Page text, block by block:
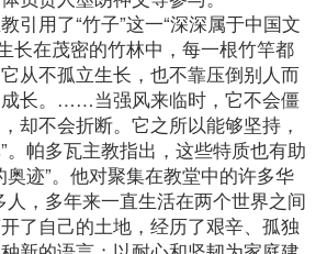
引用了“竹子”这一“深深属于中国文
长在茂密的竹林中，每一根竹竿都
从不孤立生长，也不靠压倒别人而
长。……当强风来临时，它不会僵
却不会折断。它之所以能够坚持，
。帕多瓦主教指出，这些特质也有助
奥迹”。他对聚集在教堂中的许多华
人，多年来一直生活在两个世界之间
了自己的土地，经历了艰辛、孤独